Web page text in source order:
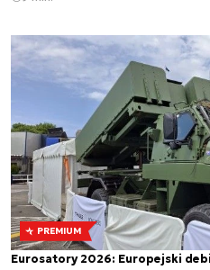
PREMIUM
Eurosatory 2026: Europejski